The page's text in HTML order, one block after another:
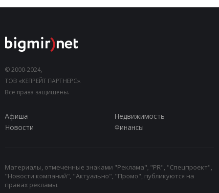
© 2000-2024,
ТОВ «КЕПРЕЙТ ПАРТНЕРС».
Все права защищены.
Афиша
Недвижимость
Новости
Финансы
Материалы, отмеченные знаками "Реклама", "PR", "Спецпроект",
"Новости компаний", "Актуально", "Промо", публикуются на
правах рекламы.